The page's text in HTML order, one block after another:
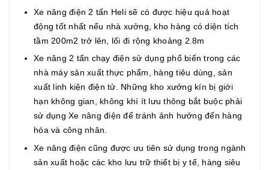
Xe nâng điện 2 tấn Heli sẽ có được hiệu quả hoạt
động tốt nhất nếu nhà xưởng, kho hàng có diện tích
tầm 200m2 trở lên, lối đi rộng khoảng 2.8m
Xe nâng 2 tấn chạy điện sử dụng phổ biến trong các
nhà máy sản xuất thực phẩm, hàng tiêu dùng, sản
xuất linh kiện điện tử. Những kho xưởng kín bị giới
hạn không gian, không khí ít lưu thông bắt buộc phải
sử dụng Xe nâng điện để tránh ảnh hưởng đến hàng
hóa và công nhân.
Xe nâng điện cũng được ưu tiên sử dụng trong ngành
sản xuất hoặc các kho lưu trữ thiết bị y tế, hàng siêu